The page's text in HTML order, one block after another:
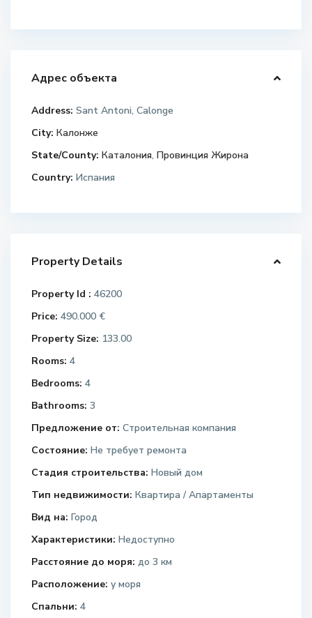
Адрес объекта
Address: Sant Antoni, Calonge
City: Калонже
State/County: Каталония,Провинция Жирона
Country: Испания
Property Details
Property Id : 46200
Price: 490.000 €
Property Size: 133.00
Rooms: 4
Bedrooms: 4
Bathrooms: 3
Предложение от: Строительная компания
Состояние: Не требует ремонта
Стадия строительства: Новый дом
Тип недвижимости: Квартира / Апартаменты
Вид на: Город
Характеристики: Недоступно
Расстояние до моря: до 3 км
Расположение: у моря
Спальни: 4